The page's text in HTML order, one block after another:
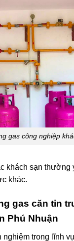
gas công nghiệp
khách sạn thường
khác.
gas căn tin
Phú Nhuận
trong lĩnh